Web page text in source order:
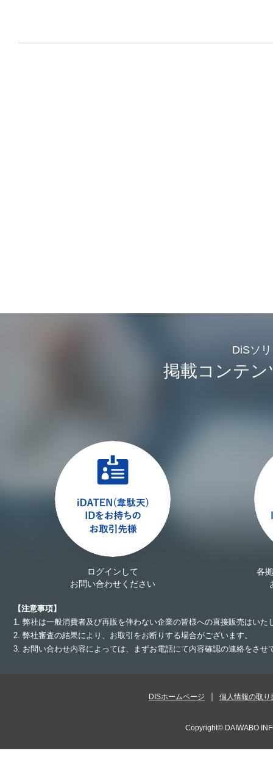
DiSソ
掲載コンテ
ログインして
お問い合わせください
各
【注意事項】
1. 弊社は一般消費者及び再販を伴わない企業の皆様への直接販売はいた
2. 弊社審査の結果により、お取引をお断りする場合がございます。
3. お問い合わせ内容によっては、まずお電話にて内容確認の連絡をさ
DISホームページ 個人情報の取り
Copyright© DAIWABO